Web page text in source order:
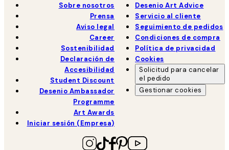
Sobre nosotros
Prensa
Aviso legal
Career
Sostenibilidad
Declaración de
Accesibilidad
Student Discount
Desenio Ambassador
Programme
Art Awards
Iniciar sesión (Empresa)
Desenio Art Advice
Servicio al cliente
Seguimiento de pedidos
Condiciones de compra
Política de privacidad
Cookies
Solicitud para cancelar
el pedido
Gestionar cookies